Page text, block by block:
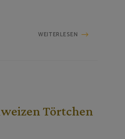
WEITERLESEN
Törtchen